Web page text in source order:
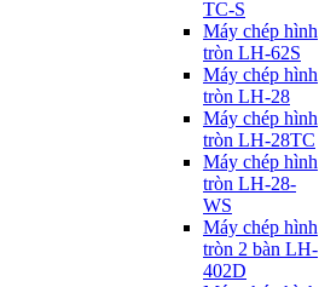
TC-S
Máy chép hình
tròn LH-62S
Máy chép hình
tròn LH-28
Máy chép hình
tròn LH-28TC
Máy chép hình
tròn LH-28-
WS
Máy chép hình
tròn 2 bàn LH-
402D